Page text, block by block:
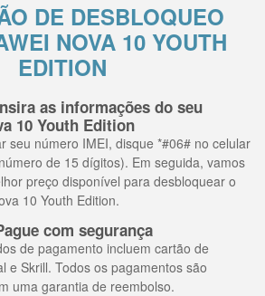
DE DESBLOQUEO
NOVA 10 YOUTH
EDITION
as informações do seu
10 Youth Edition
seu número IMEI, disque *#06# no celular
de 15 dígitos). Em seguida, vamos
preço disponível para desbloquear o
10 Youth Edition.
com segurança
de pagamento incluem cartão de
e Skrill. Todos os pagamentos são
uma garantia de reembolso.